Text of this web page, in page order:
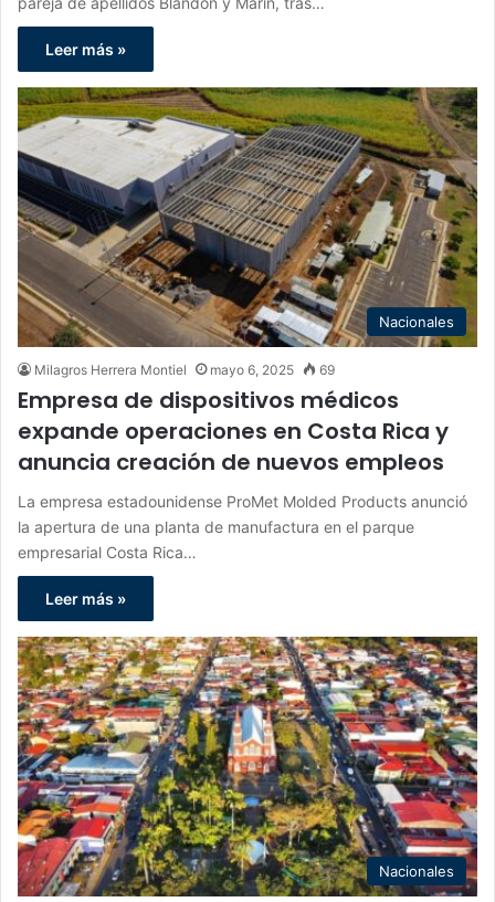
Leer más »
Nacionales
Milagros Herrera Montiel mayo 6, 2025 69
Empresa de dispositivos médicos
expande operaciones en Costa Rica y
anuncia creación de nuevos empleos
La empresa estadounidense ProMet Molded Products anunció
la apertura de una planta de manufactura en el parque
empresarial Costa Rica…
Leer más »
Nacionales